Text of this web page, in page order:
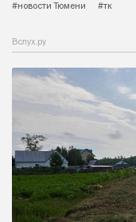
#новости Тюмени
#тк
Вслух.ру